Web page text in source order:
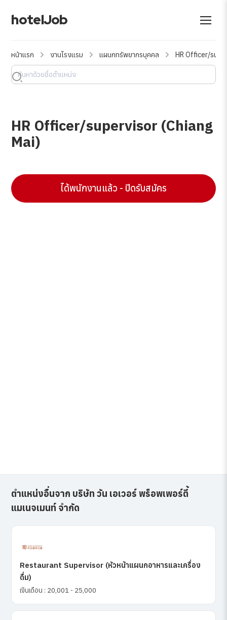
hotelJob
หน้าแรก งานโรงแรม แผนกทรัพยากรบุคคล HR Officer/
HR Officer/supervisor (Chiang
Mai)
ได้พนักงานแล้ว - ปิดรับสมัคร
ตำแหน่งอื่นจาก บริษัท วัน เอเวอร์ พร็อพเพอร์ตี้
แมเนจเมนท์ จำกัด
Restaurant Supervisor (หัวหน้าแผนกอาหารและเครื่อง
ดื่ม)
เงินเดือน : 20,001 - 25,000